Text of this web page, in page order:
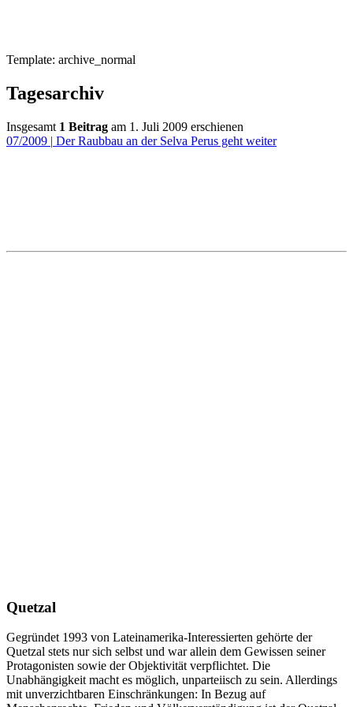
Template: archive_normal
Tagesarchiv
Insgesamt 1 Beitrag am 1. Juli 2009 erschienen
07/2009 | Der Raubbau an der Selva Perus geht weiter
Quetzal
Gegründet 1993 von Lateinamerika-Interessierten gehörte der
Quetzal stets nur sich selbst und war allein dem Gewissen seiner
Protagonisten sowie der Objektivität verpflichtet. Die
Unabhängigkeit macht es möglich, unparteiisch zu sein. Allerdings
mit unverzichtbaren Einschränkungen: In Bezug auf